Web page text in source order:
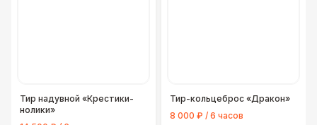
Тир надувной «Крестики-
нолики»
Тир-кольцеброс «Дракон»
8 000 ₽ / 6 часов